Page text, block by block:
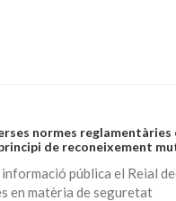
normes reglamentàries
de reconeixement
pública el Reial
en matèria de seguretat